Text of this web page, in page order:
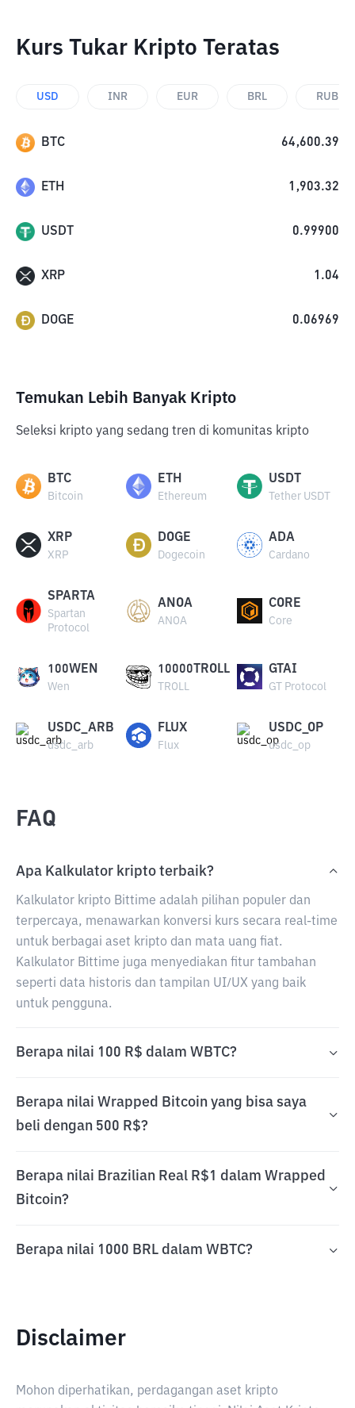
Kurs Tukar Kripto Teratas
USD INR EUR BRL RUB
BTC 64,600.39
ETH 1,903.32
USDT 0.99900
XRP 1.04
DOGE 0.06969
Temukan Lebih Banyak Kripto
Seleksi kripto yang sedang tren di komunitas kripto
BTC
Bitcoin
ETH
Ethereum
USDT
Tether USDT
XRP
XRP
DOGE
Dogecoin
ADA
Cardano
SPARTA
Spartan
Protocol
ANOA
ANOA
CORE
Core
100WEN
Wen
10000TROLL
TROLL
GTAI
GT Protocol
USDC_ARB
usdc_arb
FLUX
Flux
USDC_OP
usdc_op
FAQ
Apa Kalkulator kripto terbaik?
Kalkulator kripto Bittime adalah pilihan populer dan
terpercaya, menawarkan konversi kurs secara real-time
untuk berbagai aset kripto dan mata uang fiat.
Kalkulator Bittime juga menyediakan fitur tambahan
seperti data historis dan tampilan UI/UX yang baik
untuk pengguna.
Berapa nilai 100 R$ dalam WBTC?
Berapa nilai Wrapped Bitcoin yang bisa saya
beli dengan 500 R$?
Berapa nilai Brazilian Real R$1 dalam Wrapped
Bitcoin?
Berapa nilai 1000 BRL dalam WBTC?
Disclaimer
Mohon diperhatikan, perdagangan aset kripto